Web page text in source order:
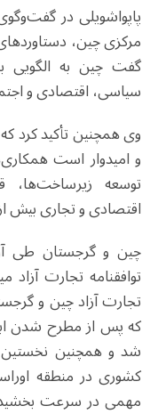
پاپواشویلی در
مرکزی چین،
گفت چین به الگویی
سیاسی، اقتصادی و
وی همچنین تأکید کرد
و امیدوار است
توسعه زیرساخت‌ها،
اقتصادی و تجاری بیش
چین و گرجستان طی
توافقنامه تجارت آزاد
تجارت آزاد چین و
شد و همچنین
کشوری در منطقه
مهمی در سرعت